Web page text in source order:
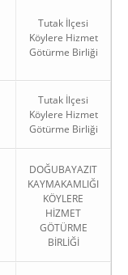
Tutak İlçesi
Köylere Hizmet
Götürme Birliği
Tutak İlçesi
Köylere Hizmet
Götürme Birliği
DOĞUBAYAZIT
KAYMAKAMLIĞI
KÖYLERE
HİZMET
GÖTÜRME
BİRLİĞİ